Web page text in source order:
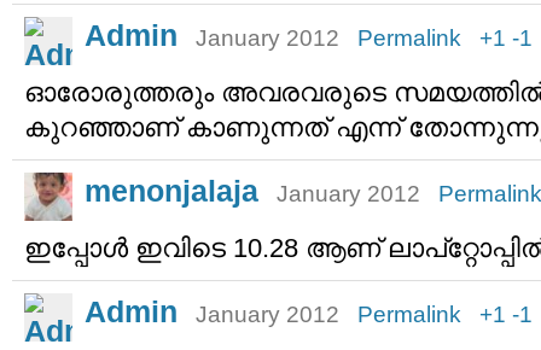
Admin January 2012 Permalink +1 -1
ഓരോരുത്തരും അവരവരുടെ സമയത്തില്‍
കുറഞ്ഞാണ് കാണുന്നത് എന്ന്
menonjalaja January 2012 Permalink
ഇപ്പോള്‍ ഇവിടെ 10.28 ആണ്
Admin January 2012 Permalink +1 -1